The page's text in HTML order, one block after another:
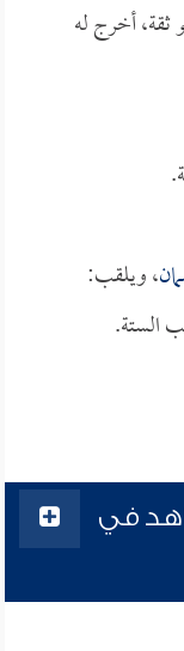
ثقة، أخرج له
، ويلقب:
الستة.
في